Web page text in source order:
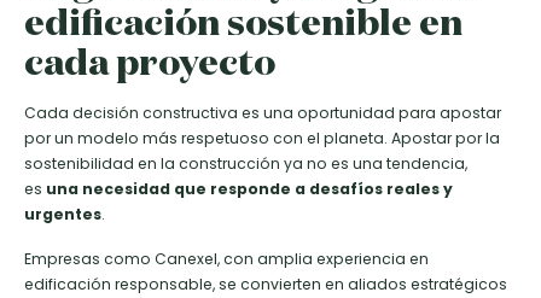
edificación sostenible en
cada proyecto
Cada decisión constructiva es una oportunidad para apostar
por un modelo más respetuoso con el planeta. Apostar por la
sostenibilidad en la construcción ya no es una tendencia,
es una necesidad que responde a desafíos reales y
urgentes.
Empresas como Canexel, con amplia experiencia en
edificación responsable, se convierten en aliados estratégicos